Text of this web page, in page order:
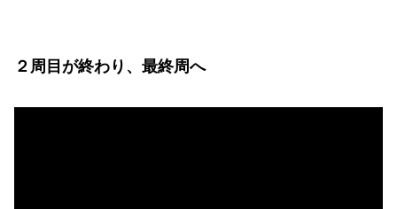
２周目が終わり、最終周へ